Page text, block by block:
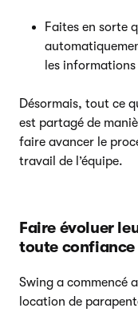
Faites en sorte
les
Désormais, tout ce
est partagé de
faire avancer le
travail de l’équipe.
Faire évoluer
toute confiance
Swing a commencé
location de